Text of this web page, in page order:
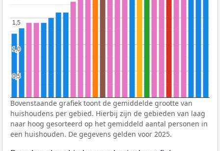
0,5
0,5
1,0
1,0
1,5
1,5
Bovenstaande grafiek toont de gemiddelde grootte van
huishoudens per gebied. Hierbij zijn de gebieden van laag
naar hoog gesorteerd op het gemiddeld aantal personen in
een huishouden. De gegevens gelden voor 2025.